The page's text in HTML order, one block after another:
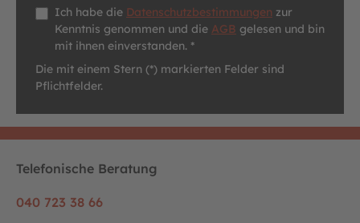
Datenschutz *
Ich habe die Datenschutzbestimmungen zur
Kenntnis genommen und die AGB gelesen und bin
mit ihnen einverstanden. *
Die mit einem Stern (*) markierten Felder sind
Pflichtfelder.
Telefonische Beratung
040 723 38 66